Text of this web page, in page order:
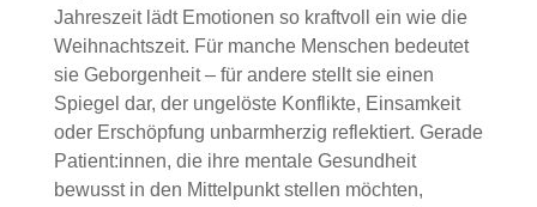
Jahreszeit lädt Emotionen so kraftvoll ein wie die
Weihnachtszeit. Für manche Menschen bedeutet
sie Geborgenheit – für andere stellt sie einen
Spiegel dar, der ungelöste Konflikte, Einsamkeit
oder Erschöpfung unbarmherzig reflektiert. Gerade
Patient:innen, die ihre mentale Gesundheit
bewusst in den Mittelpunkt stellen möchten,